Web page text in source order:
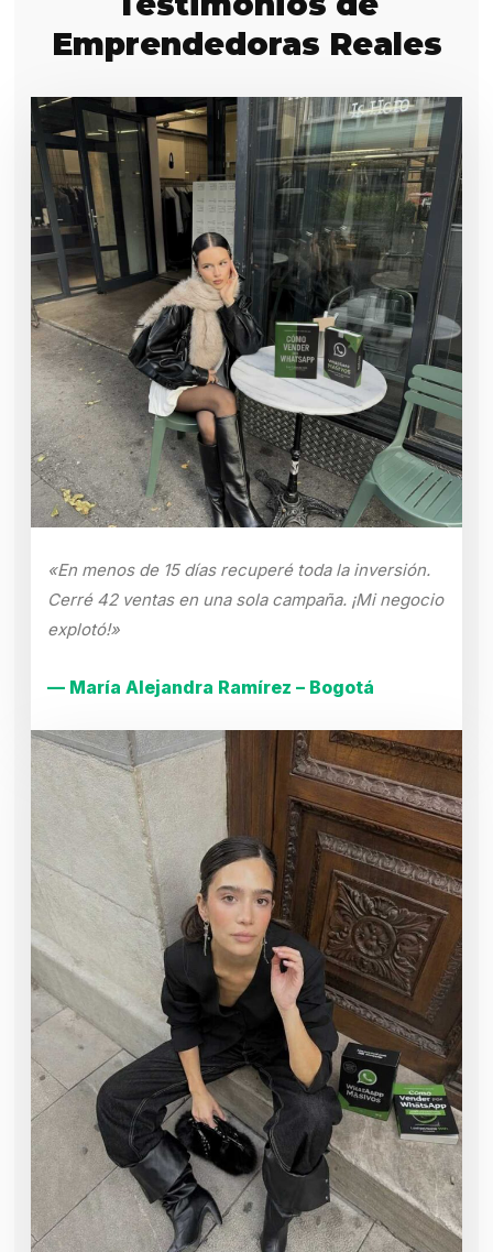
Emprendedoras Reales
«En menos de 15 días recuperé toda la inversión.
Cerré 42 ventas en una sola campaña. ¡Mi negocio
explotó!»
— María Alejandra Ramírez – Bogotá